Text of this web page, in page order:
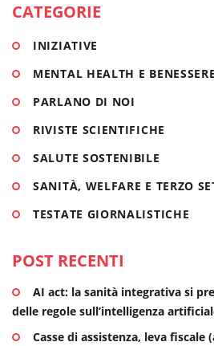
CATEGORIE
INIZIATIVE
MENTAL HEALTH E
PARLANO DI NOI
RIVISTE SCIENTIFICHE
SALUTE SOSTENIBILE
SANITÀ, WELFARE E TERZO
TESTATE GIORNALISTICHE
POST RECENTI
AI act: la sanità integrativa si
delle regole sull’intelligenza
Casse di assistenza, leva fiscale